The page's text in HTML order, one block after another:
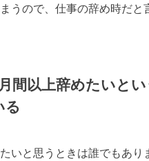
うので、仕事の辞め時だと
間以上辞めたいとい
る
いと思うときは誰でもあり